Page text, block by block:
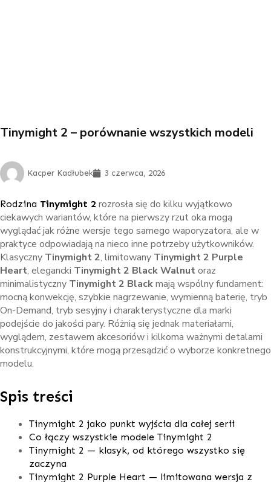
Tinymight 2 – porównanie wszystkich modeli
Kacper Kadłubek 3 czerwca, 2026
Rodzina Tinymight 2 rozrosła się do kilku wyjątkowo
ciekawych wariantów, które na pierwszy rzut oka mogą
wyglądać jak różne wersje tego samego waporyzatora, ale w
praktyce odpowiadają na nieco inne potrzeby użytkowników.
Klasyczny Tinymight 2, limitowany Tinymight 2 Purple
Heart, elegancki Tinymight 2 Black Walnutoraz
minimalistyczny Tinymight 2 Blackmają wspólny fundament:
mocną konwekcję, szybkie nagrzewanie, wymienną baterię, tryb
On-Demand, tryb sesyjny i charakterystyczne dla marki
podejście do jakości pary. Różnią się jednak materiałami,
wyglądem, zestawem akcesoriów i kilkoma ważnymi detalami
konstrukcyjnymi, które mogą przesądzić o wyborze konkretnego
modelu.
Spis treści
Tinymight 2 jako punkt wyjścia dla całej serii
Co łączy wszystkie modele Tinymight 2
Tinymight 2 — klasyk, od którego wszystko się
zaczyna
Tinymight 2 Purple Heart — limitowana wersja z